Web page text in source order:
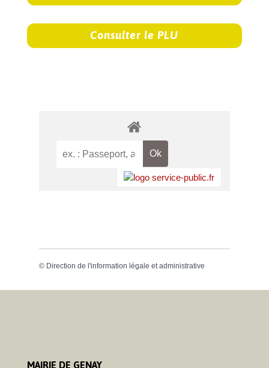
Consulter le PLU
© Direction de l'information légale et administrative
MAIRIE DE GENAY